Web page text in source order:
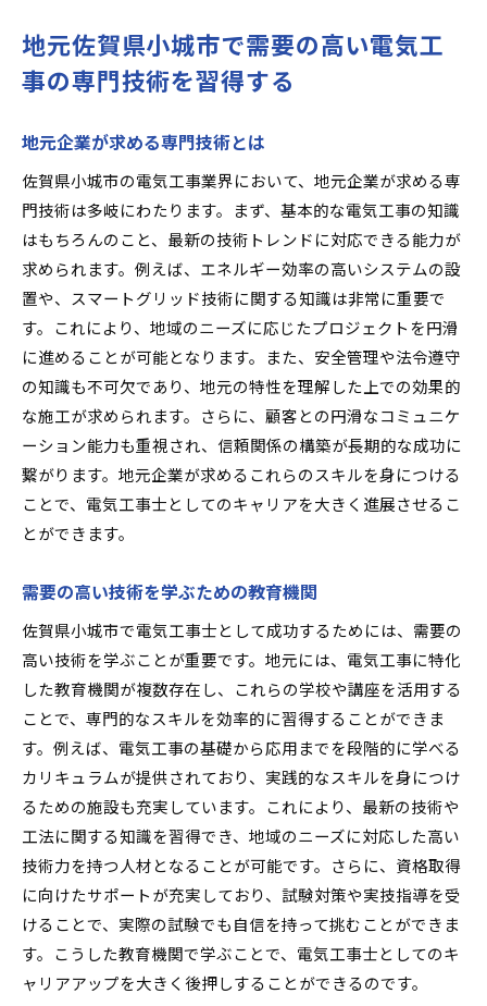
地元佐賀県小城市で需要の高い電気工
事の専門技術を習得する
地元企業が求める専門技術とは
佐賀県小城市の電気工事業界において、地元企業が求める専
門技術は多岐にわたります。まず、基本的な電気工事の知識
はもちろんのこと、最新の技術トレンドに対応できる能力が
求められます。例えば、エネルギー効率の高いシステムの設
置や、スマートグリッド技術に関する知識は非常に重要で
す。これにより、地域のニーズに応じたプロジェクトを円滑
に進めることが可能となります。また、安全管理や法令遵守
の知識も不可欠であり、地元の特性を理解した上での効果的
な施工が求められます。さらに、顧客との円滑なコミュニケ
ーション能力も重視され、信頼関係の構築が長期的な成功に
繋がります。地元企業が求めるこれらのスキルを身につける
ことで、電気工事士としてのキャリアを大きく進展させるこ
とができます。
需要の高い技術を学ぶための教育機関
佐賀県小城市で電気工事士として成功するためには、需要の
高い技術を学ぶことが重要です。地元には、電気工事に特化
した教育機関が複数存在し、これらの学校や講座を活用する
ことで、専門的なスキルを効率的に習得することができま
す。例えば、電気工事の基礎から応用までを段階的に学べる
カリキュラムが提供されており、実践的なスキルを身につけ
るための施設も充実しています。これにより、最新の技術や
工法に関する知識を習得でき、地域のニーズに対応した高い
技術力を持つ人材となることが可能です。さらに、資格取得
に向けたサポートが充実しており、試験対策や実技指導を受
けることで、実際の試験でも自信を持って挑むことができま
す。こうした教育機関で学ぶことで、電気工事士としてのキ
ャリアアップを大きく後押しすることができるのです。